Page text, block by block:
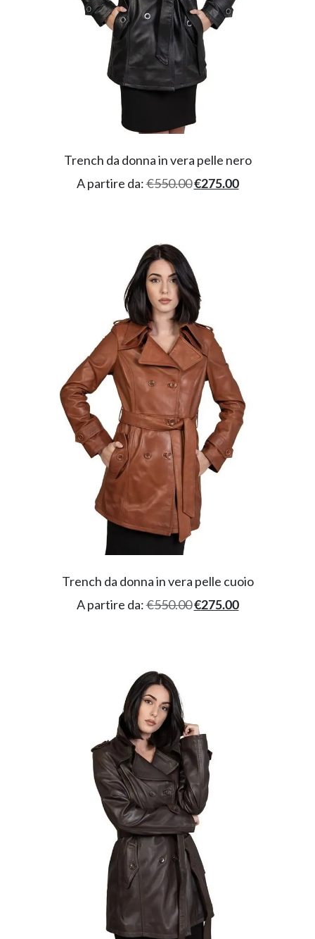
Trench da donna in vera pelle nero
A partire da:€550.00€275.00
Trench da donna in vera pelle cuoio
A partire da:€550.00€275.00